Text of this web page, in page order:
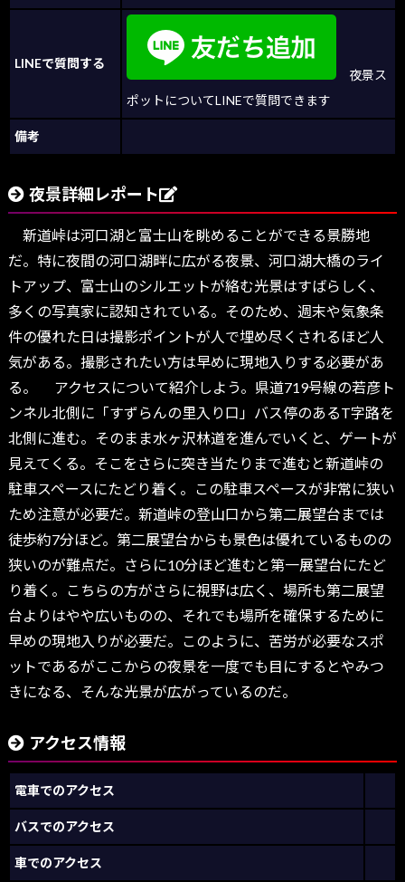
LINEで質問する
夜景ス
ポットについてLINEで質問できます
備考
夜景詳細レポート
新道峠は河口湖と富士山を眺めることができる景勝地
だ。特に夜間の河口湖畔に広がる夜景、河口湖大橋のライ
トアップ、富士山のシルエットが絡む光景はすばらしく、
多くの写真家に認知されている。そのため、週末や気象条
件の優れた日は撮影ポイントが人で埋め尽くされるほど人
気がある。撮影されたい方は早めに現地入りする必要があ
る。 アクセスについて紹介しよう。県道719号線の若彦ト
ンネル北側に「すずらんの里入り口」バス停のあるT字路を
北側に進む。そのまま水ヶ沢林道を進んでいくと、ゲートが
見えてくる。そこをさらに突き当たりまで進むと新道峠の
駐車スペースにたどり着く。この駐車スペースが非常に狭い
ため注意が必要だ。新道峠の登山口から第二展望台までは
徒歩約7分ほど。第二展望台からも景色は優れているものの
狭いのが難点だ。さらに10分ほど進むと第一展望台にたど
り着く。こちらの方がさらに視野は広く、場所も第二展望
台よりはやや広いものの、それでも場所を確保するために
早めの現地入りが必要だ。このように、苦労が必要なスポ
ットであるがここからの夜景を一度でも目にするとやみつ
きになる、そんな光景が広がっているのだ。
アクセス情報
電車でのアクセス
バスでのアクセス
車でのアクセス